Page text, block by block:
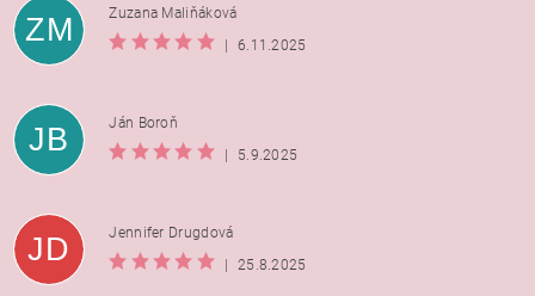
ZM
Zuzana Maliňáková
|
6.11.2025
JB
Ján Boroň
|
5.9.2025
JD
Jennifer Drugdová
|
25.8.2025